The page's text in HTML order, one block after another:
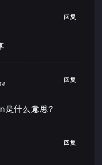
回复
回复
什么意思？
回复